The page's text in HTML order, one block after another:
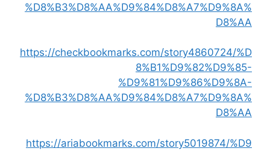
%D8%B3%D8%AA%D9%84%D8%A7%D9%8A%
D8%AA
https://checkbookmarks.com/story4860724/%D
8%B1%D9%82%D9%85-
%D9%81%D9%86%D9%8A-
%D8%B3%D8%AA%D9%84%D8%A7%D9%8A%
D8%AA
https://ariabookmarks.com/story5019874/%D9